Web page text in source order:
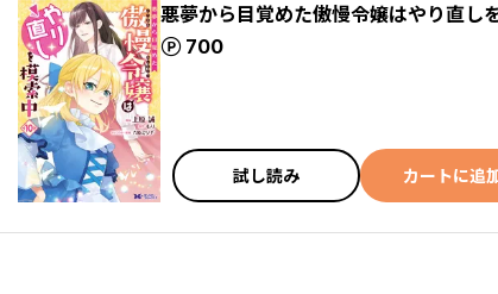
悪夢から目覚めた傲慢令嬢はやり直し
700
ポイント
試し読み カートに追